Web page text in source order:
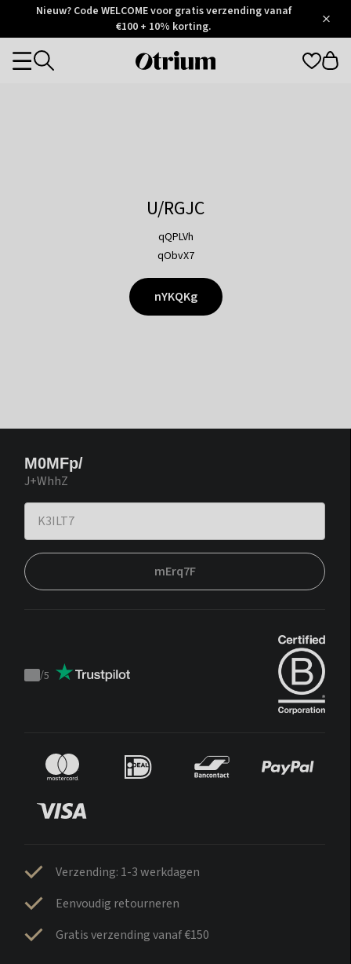
Otrium
Trustpilot
Nieuw? Code WELCOME voor gratis verzending vanaf
€100 + 10% korting.
Otrium
Categories
U/RGJC
qQPLVh
qObvX7
nYKQKg
M0MFp/
J+WhhZ
mErq7F
Trustpilot
/5
Verzending: 1-3 werkdagen
Eenvoudig retourneren
Gratis verzending vanaf €150